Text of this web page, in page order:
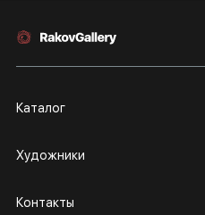
Каталог
Художники
Контакты